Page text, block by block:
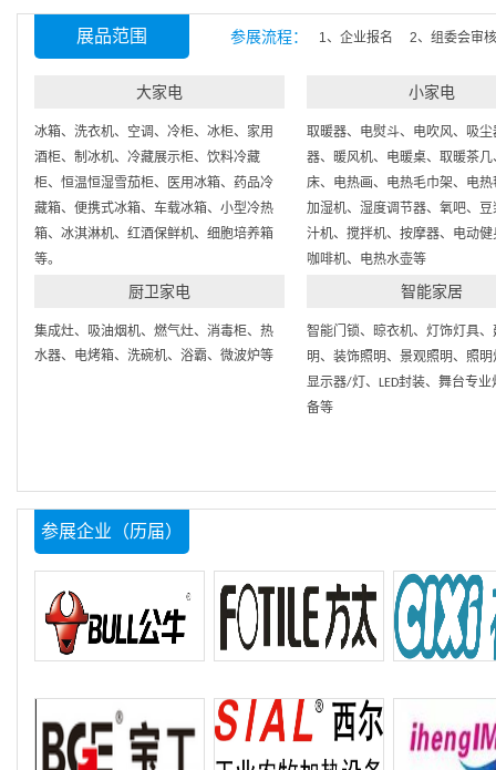
展品范围 参展流程： 1、企业报名 2、组委会
大家电
冰箱、洗衣机、空调、冷柜、冰柜、家用
酒柜、制冰机、冷藏展示柜、饮料冷藏
柜、恒温恒湿雪茄柜、医用冰箱、药品冷
藏箱、便携式冰箱、车载冰箱、小型冷热
箱、冰淇淋机、红酒保鲜机、细胞培养箱
等。
小家电
取暖器、电熨斗、电吹风、吸尘
器、暖风机、电暖桌、取暖茶几
床、电热画、电热毛巾架、电热
加湿机、湿度调节器、氧吧、豆
汁机、搅拌机、按摩器、电动健
咖啡机、电热水壶等
厨卫家电
集成灶、吸油烟机、燃气灶、消毒柜、热
水器、电烤箱、洗碗机、浴霸、微波炉等
智能家居
智能门锁、晾衣机、灯饰灯具、
明、装饰照明、景观照明、照明
显示器/灯、LED封装、舞台专业
备等
参展企业（历届）